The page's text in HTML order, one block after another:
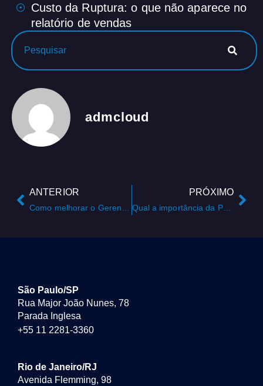
Custo da Ruptura: o que não aparece no
relatório de vendas
admcloud
ANTERIOR PRÓXIMO
Qual a importância da Pesquisa de Mercado e Coleta de Dados para o Trade Marketing?
São Paulo/SP
Rua Major João Nunes, 78
Parada Inglesa
+55 11 2281-3360
Rio de Janeiro/RJ
Avenida Flemming, 98